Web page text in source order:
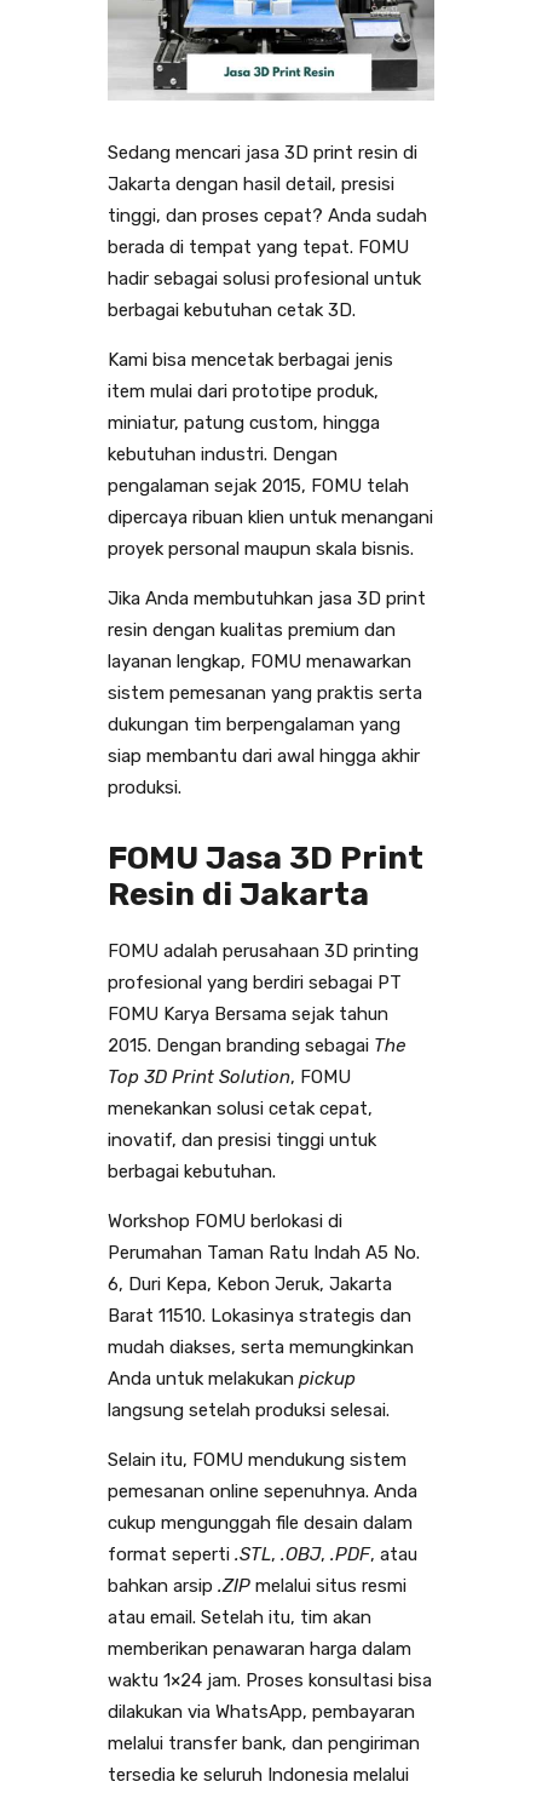
Sedang mencari jasa 3D print resin di
Jakarta dengan hasil detail, presisi
tinggi, dan proses cepat? Anda sudah
berada di tempat yang tepat. FOMU
hadir sebagai solusi profesional untuk
berbagai kebutuhan cetak 3D.
Kami bisa mencetak berbagai jenis
item mulai dari prototipe produk,
miniatur, patung custom, hingga
kebutuhan industri. Dengan
pengalaman sejak 2015, FOMU telah
dipercaya ribuan klien untuk menangani
proyek personal maupun skala bisnis.
Jika Anda membutuhkan jasa 3D print
resin dengan kualitas premium dan
layanan lengkap, FOMU menawarkan
sistem pemesanan yang praktis serta
dukungan tim berpengalaman yang
siap membantu dari awal hingga akhir
produksi.
FOMU Jasa 3D Print
Resin di Jakarta
FOMU adalah perusahaan 3D printing
profesional yang berdiri sebagai PT
FOMU Karya Bersama sejak tahun
2015. Dengan branding sebagai The
Top 3D Print Solution, FOMU
menekankan solusi cetak cepat,
inovatif, dan presisi tinggi untuk
berbagai kebutuhan.
Workshop FOMU berlokasi di
Perumahan Taman Ratu Indah A5 No.
6, Duri Kepa, Kebon Jeruk, Jakarta
Barat 11510. Lokasinya strategis dan
mudah diakses, serta memungkinkan
Anda untuk melakukan pickup
langsung setelah produksi selesai.
Selain itu, FOMU mendukung sistem
pemesanan online sepenuhnya. Anda
cukup mengunggah file desain dalam
format seperti .STL, .OBJ, .PDF, atau
bahkan arsip .ZIP melalui situs resmi
atau email. Setelah itu, tim akan
memberikan penawaran harga dalam
waktu 1×24 jam. Proses konsultasi bisa
dilakukan via WhatsApp, pembayaran
melalui transfer bank, dan pengiriman
tersedia ke seluruh Indonesia melalui